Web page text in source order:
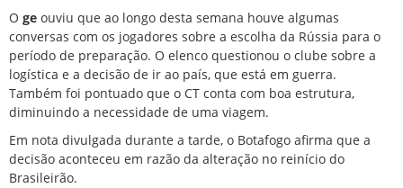
O ge ouviu que ao longo desta semana houve algumas
conversas com os jogadores sobre a escolha da Rússia para o
período de preparação. O elenco questionou o clube sobre a
logística e a decisão de ir ao país, que está em guerra.
Também foi pontuado que o CT conta com boa estrutura,
diminuindo a necessidade de uma viagem.
Em nota divulgada durante a tarde, o Botafogo afirma que a
decisão aconteceu em razão da alteração no reinício do
Brasileirão.